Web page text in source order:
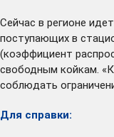
Сейчас в регионе
поступающих в
(коэффициент
свободным койкам.
соблюдать
Для справки: